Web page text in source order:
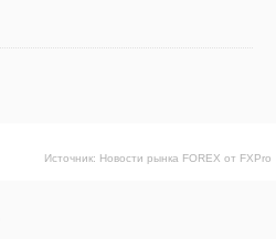
Источник: Новости рынка FOREX от FXPro